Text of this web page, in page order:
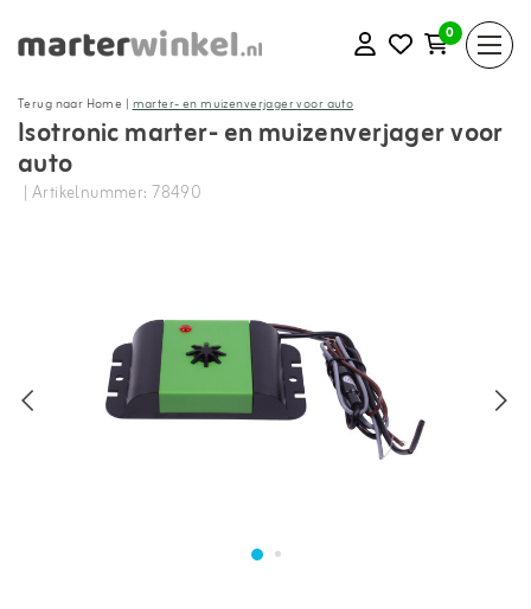
0
Terug naar Home |marter- en muizenverjager voor auto
Isotronic marter- en muizenverjager voor
auto
| Artikelnummer: 78490